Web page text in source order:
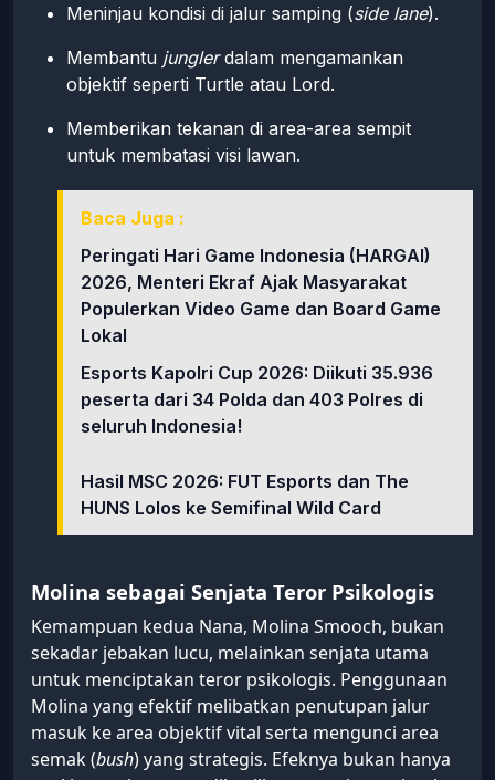
Meninjau kondisi di jalur samping (side lane).
Membantu junglerdalam mengamankan
objektif seperti Turtle atau Lord.
Memberikan tekanan di area-area sempit
untuk membatasi visi lawan.
Baca Juga :
Peringati Hari Game Indonesia (HARGAI)
2026, Menteri Ekraf Ajak Masyarakat
Populerkan Video Game dan Board Game
Lokal
Esports Kapolri Cup 2026: Diikuti 35.936
peserta dari 34 Polda dan 403 Polres di
seluruh Indonesia!
Hasil MSC 2026: FUT Esports dan The
HUNS Lolos ke Semifinal Wild Card
Molina sebagai Senjata Teror Psikologis
Kemampuan kedua Nana, Molina Smooch, bukan
sekadar jebakan lucu, melainkan senjata utama
untuk menciptakan teror psikologis. Penggunaan
Molina yang efektif melibatkan penutupan jalur
masuk ke area objektif vital serta mengunci area
semak (bush) yang strategis. Efeknya bukan hanya